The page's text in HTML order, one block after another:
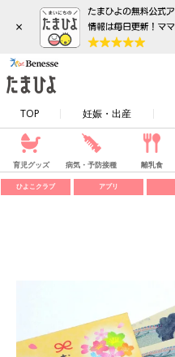
×
TOP 妊娠・出産
育児グッズ 病気・予防接種 離乳食
ひよこクラブ アプリ